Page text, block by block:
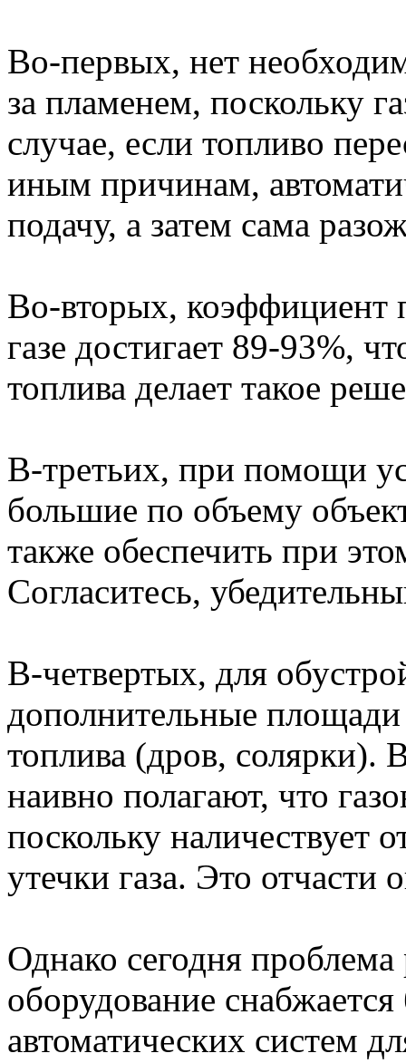
Во-первых, нет
за пламенем, поскольку
случае, если топливо
иным причинам,
подачу, а затем сама
Во-вторых, коэффициент
газе достигает 89-93%,
топлива делает такое
В-третьих, при помощи
большие по объему
также обеспечить при
Согласитесь,
В-четвертых, для
дополнительные площади
топлива (дров, солярки).
наивно полагают, что
поскольку наличествует
утечки газа. Это отчасти
Однако сегодня
оборудование
автоматических систем